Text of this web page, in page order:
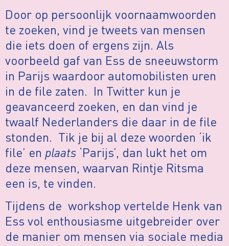
Door op persoonlijk voornaamwoorden
te zoeken, vind je tweets van mensen
die iets doen of ergens zijn. Als
voorbeeld gaf van Ess de sneeuwstorm
in Parijs waardoor automobilisten uren
in de file zaten. In Twitter kun je
geavanceerd zoeken, en dan vind je
twaalf Nederlanders die daar in de file
stonden. Tik je bij al deze woorden ‘ik
file’ en plaats ‘Parijs’, dan lukt het om
deze mensen, waarvan Rintje Ritsma
een is, te vinden.
Tijdens de workshop vertelde Henk van
Ess vol enthousiasme uitgebreider over
de manier om mensen via sociale media